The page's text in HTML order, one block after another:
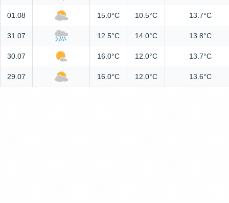
01.08 15.0°C 10.5°C 13.7°C
31.07 12.5°C 14.0°C 13.8°C
30.07 16.0°C 12.0°C 13.7°C
29.07 16.0°C 12.0°C 13.6°C